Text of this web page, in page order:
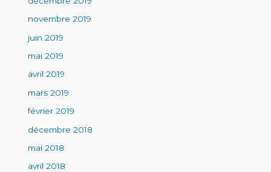
novembre 2019
juin 2019
mai 2019
avril 2019
mars 2019
février 2019
décembre 2018
mai 2018
avril 2018